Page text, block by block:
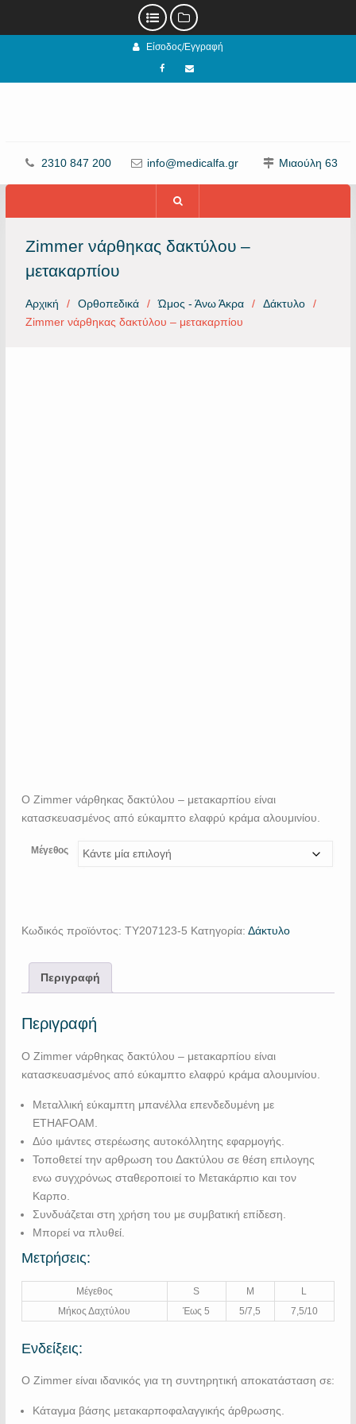
Είσοδος/Εγγραφή
Facebook
email
2310 847 200 info@medicalfa.gr Μιαούλη 63
Zimmer νάρθηκας δακτύλου –
μετακαρπίου
Αρχική Ορθοπεδικά Ώμος - Άνω Άκρα
Δάκτυλο
Zimmer νάρθηκας δακτύλου – μετακαρπίου
Ο Zimmer νάρθηκας δακτύλου – μετακαρπίου είναι
κατασκευασμένος από εύκαμπτο ελαφρύ κράμα αλουμινίου.
Μέγεθος
Κωδικός προϊόντος: TY207123-5 Κατηγορία: Δάκτυλο
Περιγραφή
Περιγραφή
Ο Zimmer νάρθηκας δακτύλου – μετακαρπίου είναι
κατασκευασμένος από εύκαμπτο ελαφρύ κράμα αλουμινίου.
Μεταλλική εύκαμπτη μπανέλλα επενδεδυμένη με
ΕΤΗΑFΟΑΜ.
Δύο ιμάντες στερέωσης αυτοκόλλητης εφαρμογής.
Τοποθετεί την αρθρωση του Δακτύλου σε θέση επιλογης
ενω συγχρόνως σταθεροποιεί το Μετακάρπιο και τον
Καρπο.
Συνδυάζεται στη χρήση του με συμβατική επίδεση.
Μπορεί να πλυθεί.
Μετρήσεις:
Μέγεθος S Μ
L
Μήκος Δαχτύλου
Έως 5 5/7,5 7,5/10
Ενδείξεις:
Ο Zimmer είναι ιδανικός για τη συντηρητική αποκατάσταση σε:
Κάταγμα βάσης μετακαρποφαλαγγικής άρθρωσης.